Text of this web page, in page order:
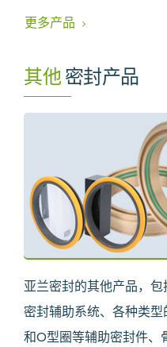
更多产品
其他 密封产品
亚兰密封的其他产品，
密封辅助系统、各种类
和O型圈等辅助密封件、